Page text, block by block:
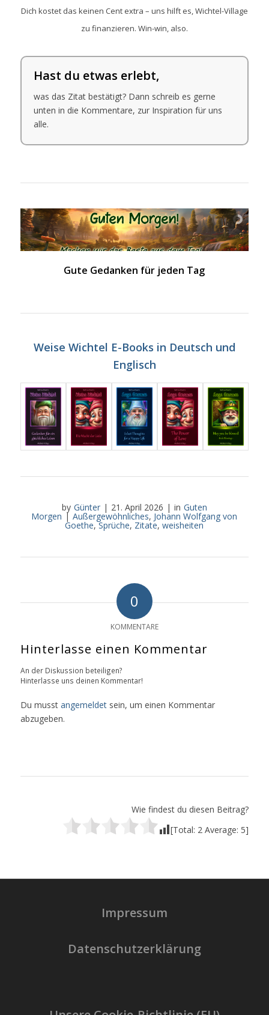
Dich kostet das keinen Cent extra – uns hilft es, Wichtel-Village
zu finanzieren. Win-win, also.
Hast du etwas erlebt,
was das Zitat bestätigt? Dann schreib es gerne
unten in die Kommentare, zur Inspiration für uns
alle.
Gute Gedanken für jeden Tag
Weise Wichtel E-Books in Deutsch und
Englisch
by Günter | 21. April 2026 | in Guten
Morgen | Außergewöhnliches, Johann Wolfgang von
Goethe,Sprüche, Zitate,weisheiten
0
KOMMENTARE
Hinterlasse einen Kommentar
An der Diskussion beteiligen?
Hinterlasse uns deinen Kommentar!
Du musst angemeldetsein, um einen Kommentar
abzugeben.
Wie findest du diesen Beitrag?
[Total: 2 Average: 5]
Impressum
Datenschutzerklärung